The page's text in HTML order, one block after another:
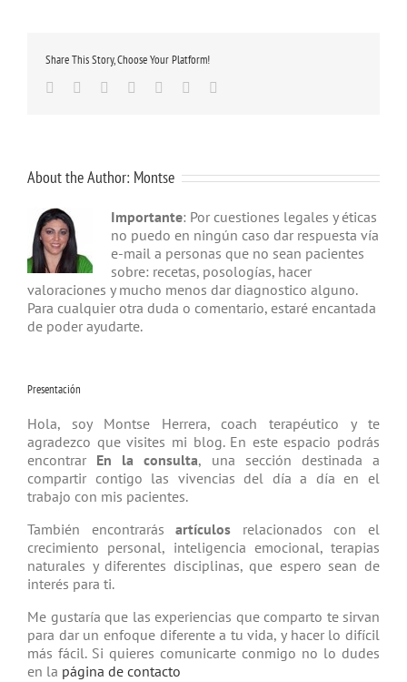
Share This Story, Choose Your Platform!
Facebook
TwitterLinkedinGoogle+
TumblrPinterest
About the Author: Montse
Importante: Por cuestiones legales y éticas
no puedo en ningún caso dar respuesta vía
e-mail a personas que no sean pacientes
sobre: recetas, posologías, hacer
valoraciones y mucho menos dar diagnostico alguno.
Para cualquier otra duda o comentario, estaré encantada
de poder ayudarte.
Presentación
Hola, soy Montse Herrera, coach tera­péutico y te
agradezco que visites mi blog. En este espacio podrás
encontrar En la consulta, una sección destinada a
compartir contigo las vivencias del día a día en el
trabajo con mis pacientes.
También encontrarásartículos relacio­nados con el
crecimiento personal, inteligencia emocional, terapias
natu­rales y diferentes disciplinas, que espero sean de
interés para ti.
Me gustaría que las experiencias que comparto te sirvan
para dar un enfoque diferente a tu vida, y hacer lo difícil
más fácil. Si quieres comunicarte conmigo no lo dudes
en la página de contacto